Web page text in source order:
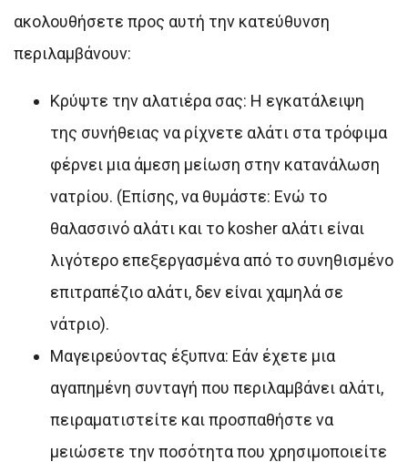
ακολουθήσετε προς αυτή την κατεύθυνση
περιλαμβάνουν:
Κρύψτε την αλατιέρα σας: Η εγκατάλειψη
της συνήθειας να ρίχνετε αλάτι στα τρόφιμα
φέρνει μια άμεση μείωση στην κατανάλωση
νατρίου. (Επίσης, να θυμάστε: Ενώ το
θαλασσινό αλάτι και το kosher αλάτι είναι
λιγότερο επεξεργασμένα από το συνηθισμένο
επιτραπέζιο αλάτι, δεν είναι χαμηλά σε
νάτριο).
Μαγειρεύοντας έξυπνα: Εάν έχετε μια
αγαπημένη συνταγή που περιλαμβάνει αλάτι,
πειραματιστείτε και προσπαθήστε να
μειώσετε την ποσότητα που χρησιμοποιείτε